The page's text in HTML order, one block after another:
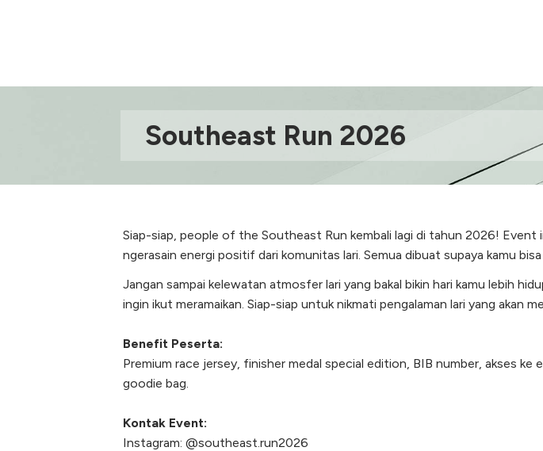
Southeast Run 2026
Siap-siap, people of the Southeast Run kembali lagi di tahun 2026! Event
ngerasain energi positif dari komunitas lari. Semua dibuat supaya kamu
Jangan sampai kelewatan atmosfer lari yang bakal bikin hari kamu lebih
ingin ikut meramaikan. Siap-siap untuk nikmati pengalaman lari yang akan
Benefit Peserta:
Premium race jersey, finisher medal special edition, BIB number, akses
goodie bag.
Kontak Event:
Instagram: @southeast.run2026